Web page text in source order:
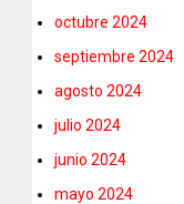
octubre 2024
septiembre 2024
agosto 2024
julio 2024
junio 2024
mayo 2024